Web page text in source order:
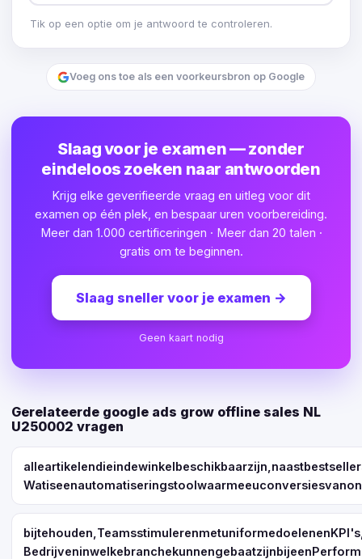
Tik op een optie om je antwoord te controleren.
Voeg ons toe als een voorkeursbron op Google
Slaag voor je examen — zonder
eindeloos zoeken naar antwoorden
Krijg elke geverifieerde vraag en uitleg voor dit
examen op één plek, en bespaar uren voorbereiding.
Meer dan 1.000 certificeringen · Meer dan 20 talen ·
gratis om te beginnen.
Slaag sneller voor je examen →
Geen kaart nodig
Gerelateerde google ads grow offline sales NL
U250002 vragen